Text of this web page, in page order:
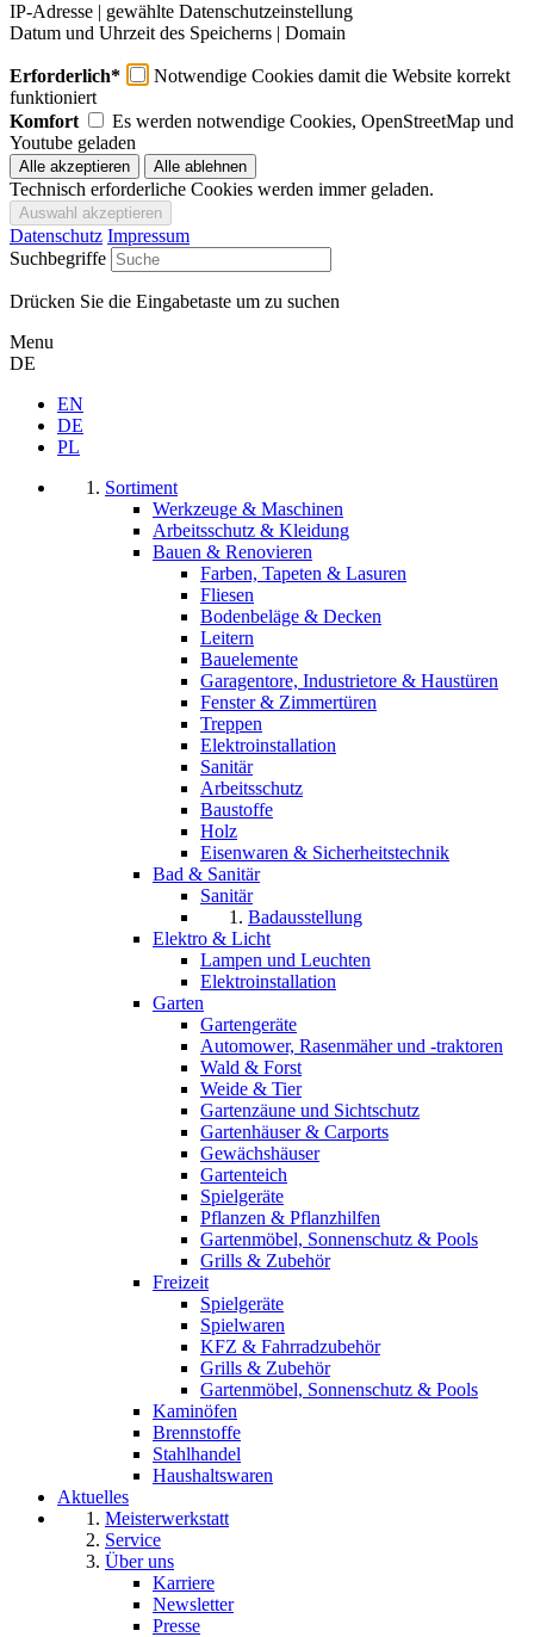
IP-Adresse | gewählte Datenschutzeinstellung
Datum und Uhrzeit des Speicherns | Domain
Erforderlich*
Notwendige Cookies damit die Website korrekt
funktioniert
Komfort
Es werden notwendige Cookies, OpenStreetMap und
Youtube geladen
Technisch erforderliche Cookies werden immer geladen.
Datenschutz Impressum
Suchbegriffe
Drücken Sie die Eingabetaste um zu suchen
Menu
DE
EN
DE
PL
Sortiment
Werkzeuge & Maschinen
Arbeitsschutz & Kleidung
Bauen & Renovieren
Farben, Tapeten & Lasuren
Fliesen
Bodenbeläge & Decken
Leitern
Bauelemente
Garagentore, Industrietore & Haustüren
Fenster & Zimmertüren
Treppen
Elektroinstallation
Sanitär
Arbeitsschutz
Baustoffe
Holz
Eisenwaren & Sicherheitstechnik
Bad & Sanitär
Sanitär
Badausstellung
Elektro & Licht
Lampen und Leuchten
Elektroinstallation
Garten
Gartengeräte
Automower, Rasenmäher und -traktoren
Wald & Forst
Weide & Tier
Gartenzäune und Sichtschutz
Gartenhäuser & Carports
Gewächshäuser
Gartenteich
Spielgeräte
Pflanzen & Pflanzhilfen
Gartenmöbel, Sonnenschutz & Pools
Grills & Zubehör
Freizeit
Spielgeräte
Spielwaren
KFZ & Fahrradzubehör
Grills & Zubehör
Gartenmöbel, Sonnenschutz & Pools
Kaminöfen
Brennstoffe
Stahlhandel
Haushaltswaren
Aktuelles
Meisterwerkstatt
Service
Über uns
Karriere
Newsletter
Presse